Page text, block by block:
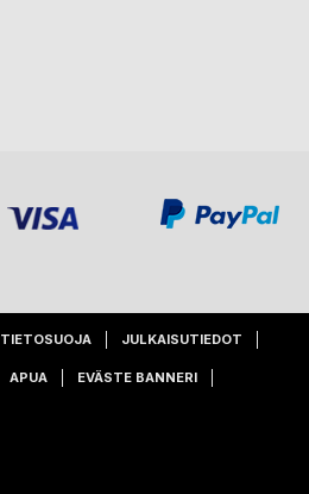
TIETOSUOJA JULKAISUTIEDOT
APUA EVÄSTE BANNERI